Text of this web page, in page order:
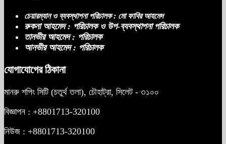
চেয়ারম্যান ও ব্যবস্থাপনা পরিচালক : মো ফাবির আহমেদ
রুকনা আহমেদ : পরিচালক ও উপ-ব্যবস্থাপনা পরিচালক
তানভীর আহমেদ : পরিচালক
আনভীর আহমেদ : পরিচালক
যোগাযোগের ঠিকানা
মানরু শপিং সিটি (চতুর্থ তলা), চৌহাট্রা, সিলেট - ৩১০০
বিজ্ঞাপন : +8801713-320100
নিউজ : +8801713-320100